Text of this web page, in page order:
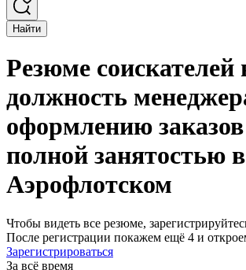
Найти
Резюме соискателей
должность
оформлению
полной занятостью в
Аэрофлотском
Чтобы видеть все резюме,
После регистрации покажем ещё 4 и
Зарегистрироваться
За всё время